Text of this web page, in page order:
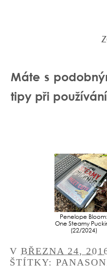
Máte s
tipy při
Penelope Bloom:
One Steamy
(22/2024)
V BŘEZNA 24,
ŠTÍTKY: